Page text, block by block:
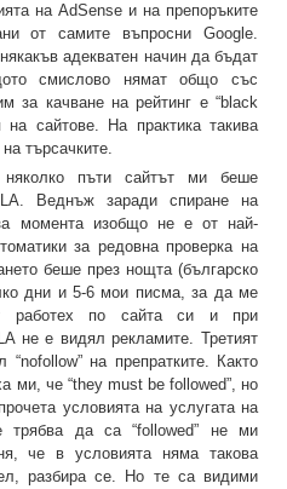
на AdSense и на препоръките
от самите въпросни Google.
адекватен начин да бъдат
смислово нямат общо със
за качване на рейтинг е “black
на сайтове. На практика такива
търсачките.
пъти сайтът ми беше
Веднъж заради спиране на
момента изобщо не е от най-
за редовна проверка на
беше през нощта (българско
дни и 5-6 мои писма, за да ме
работех по сайта си и при
не е видял рекламите. Третият
на препратките. Както
ми, че “they must be followed”, но
условията на услугата на
да са “followed” не ми
че в условията няма такова
разбира се. Но те са видими